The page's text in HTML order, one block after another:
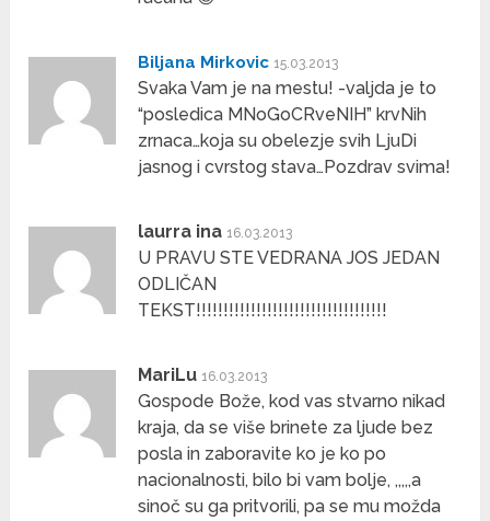
Biljana Mirkovic 15.03.2013
Svaka Vam je na mestu! -valjda je to
“posledica MNoGoCRveNIH” krvNih
zrnaca…koja su obelezje svih LjuDi
jasnog i cvrstog stava…Pozdrav svima!
laurra ina 16.03.2013
U PRAVU STE VEDRANA JOS JEDAN
ODLIČAN
TEKST!!!!!!!!!!!!!!!!!!!!!!!!!!!!!!!!!!!
MariLu 16.03.2013
Gospode Bože, kod vas stvarno nikad
kraja, da se više brinete za ljude bez
posla in zaboravite ko je ko po
nacionalnosti, bilo bi vam bolje, ,,,,,a
sinoč su ga pritvorili, pa se mu možda